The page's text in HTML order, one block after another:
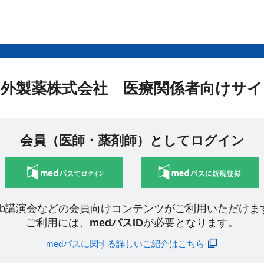
製薬株式会社 医療関係者向けサ
会員（医師・薬剤師）としてログイン
講演会などの会員向けコンテンツがご利用いただけま
ご利用には、 medパスIDが必要となります。
medパスに関する詳しいご紹介はこちら